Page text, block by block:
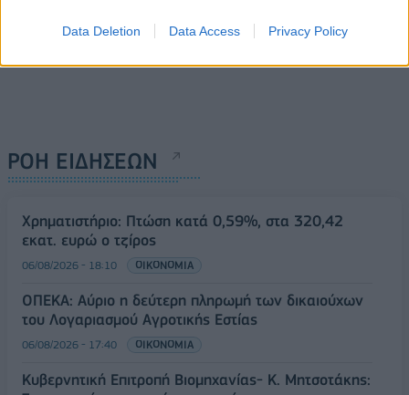
Data Deletion Data Access Privacy Policy
ΡΟΗ ΕΙΔΗΣΕΩΝ
Χρηματιστήριο: Πτώση κατά 0,59%, στα 320,42
εκατ. ευρώ ο τζίρος
06/08/2026 - 18:10 ΟΙΚΟΝΟΜΙΑ
ΟΠΕΚΑ: Αύριο η δεύτερη πληρωμή των δικαιούχων
του Λογαριασμού Αγροτικής Εστίας
06/08/2026 - 17:40 ΟΙΚΟΝΟΜΙΑ
Κυβερνητική Επιτροπή Βιομηχανίας- Κ. Μητσοτάκης: